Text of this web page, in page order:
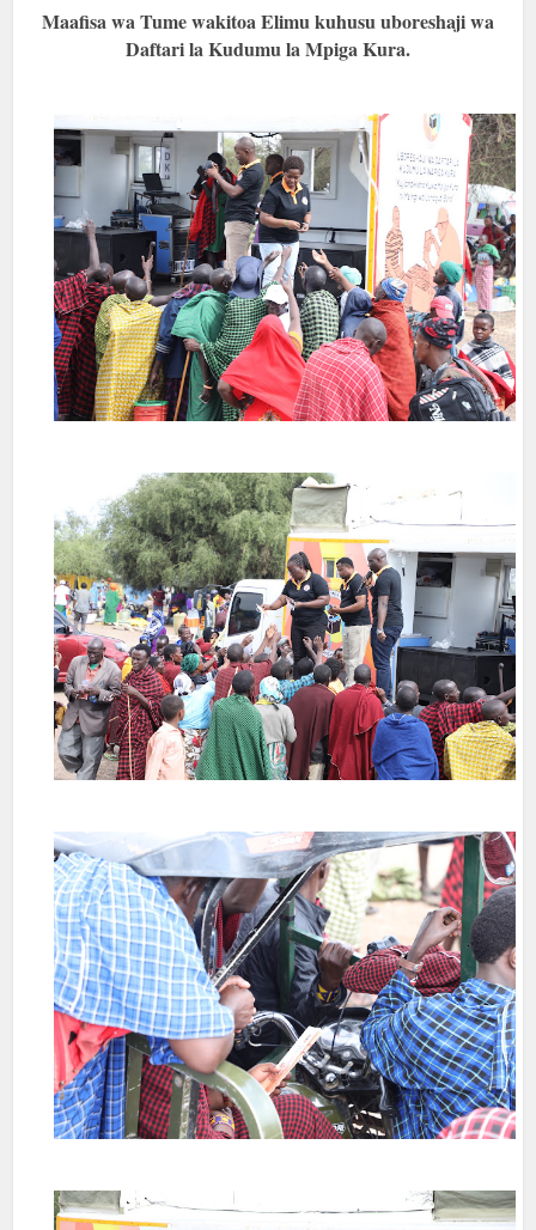
Maafisa wa Tume wakitoa Elimu kuhusu uboreshaji wa
Daftari la Kudumu la Mpiga Kura.